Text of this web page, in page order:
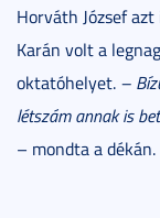
Horváth József azt
Karán volt a
oktatóhelyet. –
létszám annak is
– mondta a dékán.